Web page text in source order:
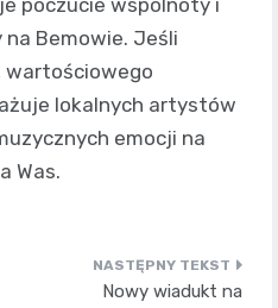
Bemowie. Jeśli
wartościowego
lokalnych artystów
emocji na
Was.
Nowy wiadukt na